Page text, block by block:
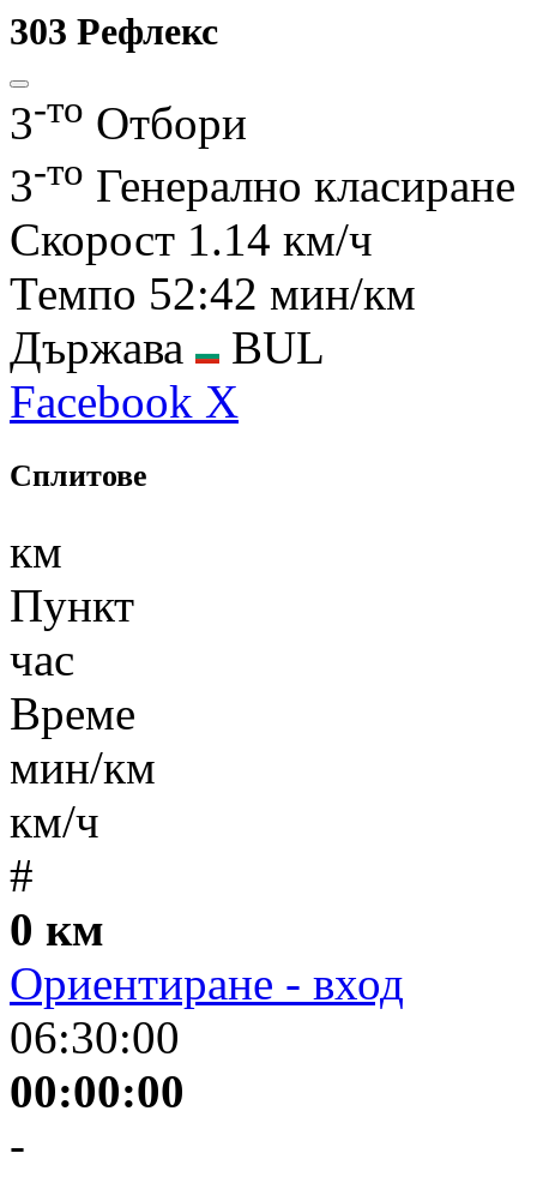
303 Рефлекс
3-то Отбори
3-то Генерално класиране
Скорост 1.14 км/ч
Темпо 52:42 мин/км
Държава
BUL
Facebook X
Сплитове
км
Пункт
час
Време
мин/км
км/ч
#
0 км
Ориентиране - вход
06:30:00
00:00:00
-